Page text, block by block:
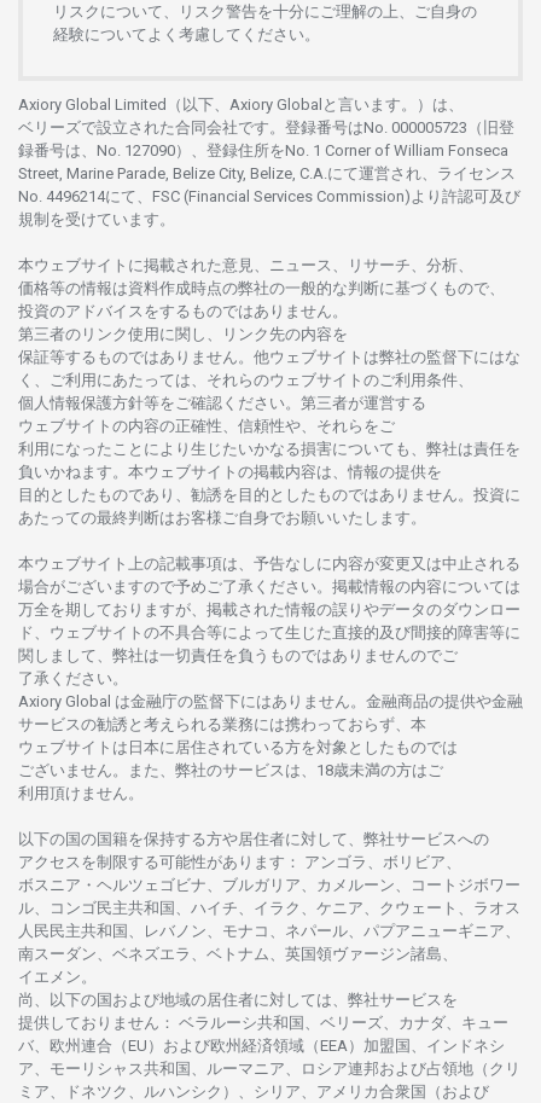
リスクについて、
リスク警告を十分に ご理解の 上、 ご自身の
経験について よく 考慮してください。
Axiory Global Limited（以下、Axiory Globalと言います。）は、
ベリーズで設立さ れた合同会社です。 登録番号はNo. 000005723（旧登
録番号は、No. 127090）、 登録住所をNo. 1 Corner of William Fonseca
Street, Marine Parade, Belize City, Belize, C.A.にて運営さ れ、 ライセンス
No. 4496214にて、FSC (Financial Services Commission)より 許認可及び
規制を受けています。
本ウェブサイトに掲載さ れた意見、ニュース、リサーチ、分析、
価格等の情報は資料作成時点の弊社の一般的な判断に基づくもので、
投資のアドバイスをするものではありません。
第三者の リンク使用に 関し、 リンク先の内容を
保証等するものではありません。 他ウェブサイトは弊社の監督下にはな
く、
ご利用に あたっては、 それらのウェブサイトの ご利用条件、
個人情報保護方針等を ご確認ください。 第三者が運営する
ウェブサイトの内容の正確性、信頼性や、それらをご
利用になったことにより 生じたいかなる損害についても、 弊社は責任を
負いかね ます。 本ウェブサイトの掲載内容は、 情報の提供を
目的としたものであり、 勧誘を 目的としたものではありません。 投資に
あたっての最終判断はお客様ご自身でお 願いいたします。
本ウェブサイト 上の記載事項は、 予告なしに 内容が変更又は中止さ れる
場合がございますので予めご了承ください。 掲載情報の内容については
万全を期しておりますが、 掲載さ れた情報の誤りやデータのダウンロー
ド、 ウェブサイトの不具合等に よって生じた 直接的及び間接的障害等に
関し まして、 弊社は一切責任を負うものではありませんのでご
了承ください。
Axiory Global は金融庁の監督下にはありません。 金融商品の提供や金融
サービスの勧誘と 考えられる業務には携わっておらず、 本
ウェブサイトは 日本に 居住さ れている方を対象としたものでは
ございません。
また、 弊社のサービスは、18歳未満の方は ご
利用頂けません 。
以下の国の国籍を保持する方や居住者に対して、 弊社サービスへの
アクセスを制限する可能性があります ： アンゴラ、ボリビア、
ボスニア ・ ヘルツェゴビナ、ブルガリア、カメルーン、コートジボワー
ル、
コンゴ民主共和国、ハイチ、イラク、ケニア、クウェート、 ラオス
人民民主共和国、レバノン、モナコ、ネパール、パプアニューギニア、
南スーダン、ベネズエラ、ベトナム、 英国領ヴァージン諸島、
イエメン。
尚、
以下の国および地域の居住者に対しては、 弊社サービスを
提供しておりません ： ベラルーシ共和国、ベリーズ、カナダ、キュー
バ、 欧州連合 （EU） および欧州経済領域 （EEA）加盟国、インドネシ
ア、 モーリシャス共和国、ルーマニア、 ロシア連邦および占領地 （クリ
ミア、ドネツク、ルハンシク）、シリア、 アメリカ合衆国
（および